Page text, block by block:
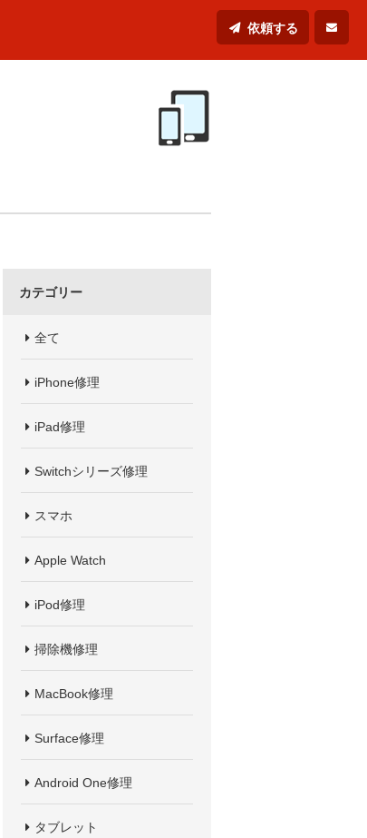
依頼する
カテゴリー
全て
iPhone修理
iPad修理
Switchシリーズ修理
スマホ
Apple Watch
iPod修理
掃除機修理
MacBook修理
Surface修理
Android One修理
タブレット